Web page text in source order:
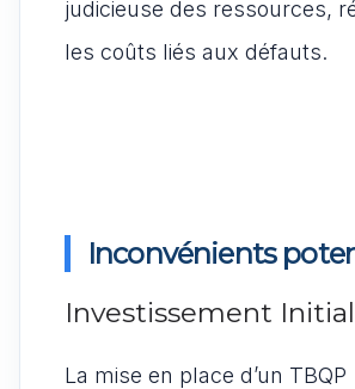
judicieuse des ressources,
les coûts liés aux défauts.
Inconvénients
Investissement Initial
La mise en place d’un TBQP